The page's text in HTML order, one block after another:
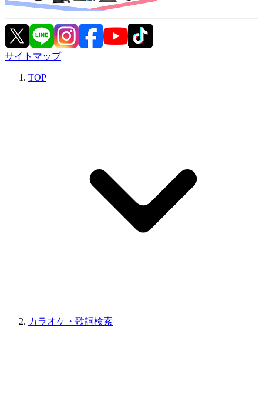
サイトマップ
TOP
カラオケ・歌詞検索